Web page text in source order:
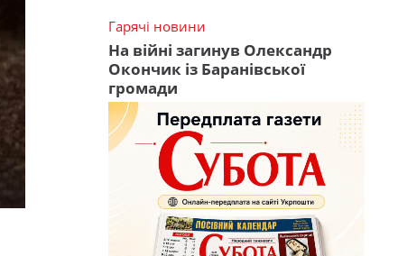
Гарячі новини
На війні загинув Олександр
Окончик із Баранівської
громади